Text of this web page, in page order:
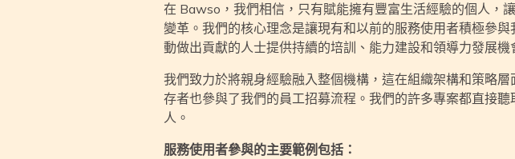
在 Bawso，我們相信，只有賦能擁有豐富生活經驗的個人，
變革。我們的核心理念是讓現有和以前的服務使用者積極參
動做出貢獻的人士提供持續的培訓、能力建設和領導力發展機
我們致力於將親身經驗融入整個機構，這在組織架構和策略
存者也參與了我們的員工招募流程。我們的許多專案都直接
人。
服務使用者參與的主要範例包括：